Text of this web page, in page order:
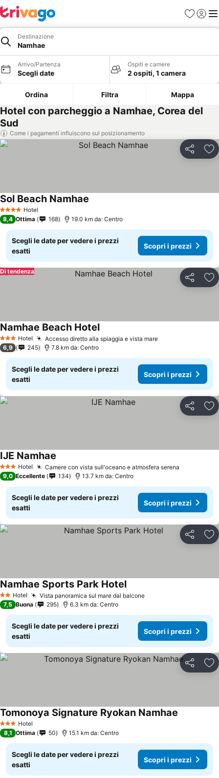
PreferitiAccedi
Destinazione
Namhae
Arrivo/Partenza
Scegli date
Ospiti e camere
2 ospiti, 1 camera
Ordina Filtra Mappa
Hotel con parcheggio a Namhae, Corea del
Sud
Come i pagamenti influiscono sul posizionamento
Condividi
4 Stelle Hotel
Sol Beach Namhae
8,4 Ottima 168 19.0 km da: Centro
Scegli le date per vedere i prezzi
esatti
Scopri i prezzi
Condividi
Di tendenza
3 StelleHotel Accesso diretto alla spiaggia e vista mare
Namhae Beach Hotel
6,9 245 7.8 km da: Centro
Scegli le date per vedere i prezzi
esatti
Scopri i prezzi
Condividi
3 StelleHotel Camere con vista sull'oceano e atmosfera serena
IJE Namhae
9,0 Eccellente 134 13.7 km da: Centro
Scegli le date per vedere i prezzi
esatti
Scopri i prezzi
Condividi
2 StelleHotel Vista panoramica sul mare dal balcone
Namhae Sports Park Hotel
7,5 Buona 295 6.3 km da: Centro
Scegli le date per vedere i prezzi
esatti
Scopri i prezzi
Condividi
3 StelleHotel
Tomonoya Signature Ryokan Namhae
8,1 Ottima 50 15.1 km da: Centro
Scegli le date per vedere i prezzi
esatti
Scopri i prezzi